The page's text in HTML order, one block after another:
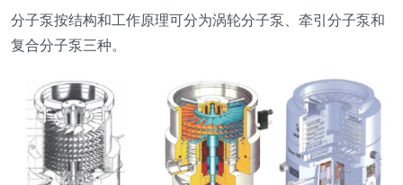
分子泵按结构和工作原理可分为涡轮分子泵、牵引分子泵和
复合分子泵三种。